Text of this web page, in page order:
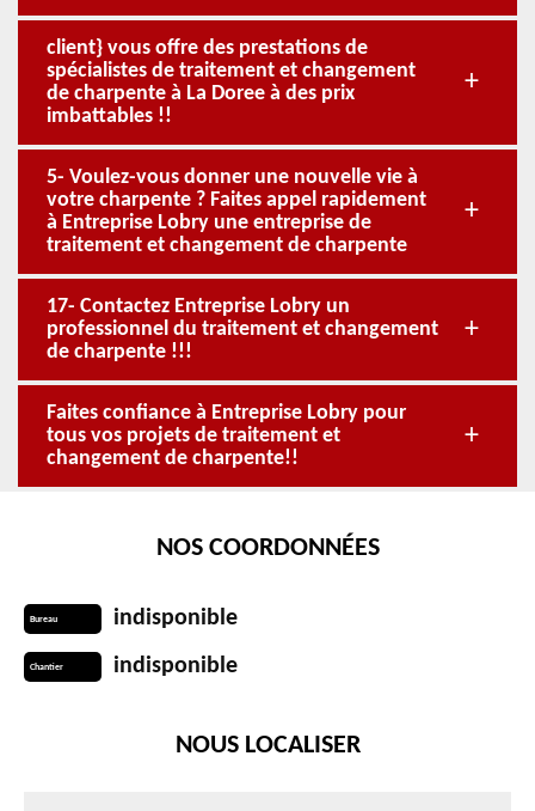
client} vous offre des prestations de
spécialistes de traitement et changement
de charpente à La Doree à des prix
imbattables !!
5- Voulez-vous donner une nouvelle vie à
votre charpente ? Faites appel rapidement
à Entreprise Lobry une entreprise de
traitement et changement de charpente
17- Contactez Entreprise Lobry un
professionnel du traitement et changement
de charpente !!!
Faites confiance à Entreprise Lobry pour
tous vos projets de traitement et
changement de charpente!!
NOS COORDONNÉES
Bureau indisponible
Chantier indisponible
NOUS LOCALISER